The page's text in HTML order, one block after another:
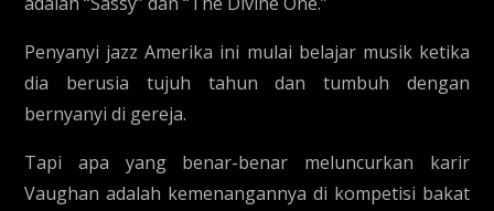
Penyanyi jazz Amerika ini mulai belajar musik ketika
dia berusia tujuh tahun dan tumbuh dengan
bernyanyi di gereja.
Tapi apa yang benar-benar meluncurkan karir
Vaughan adalah kemenangannya di kompetisi bakat